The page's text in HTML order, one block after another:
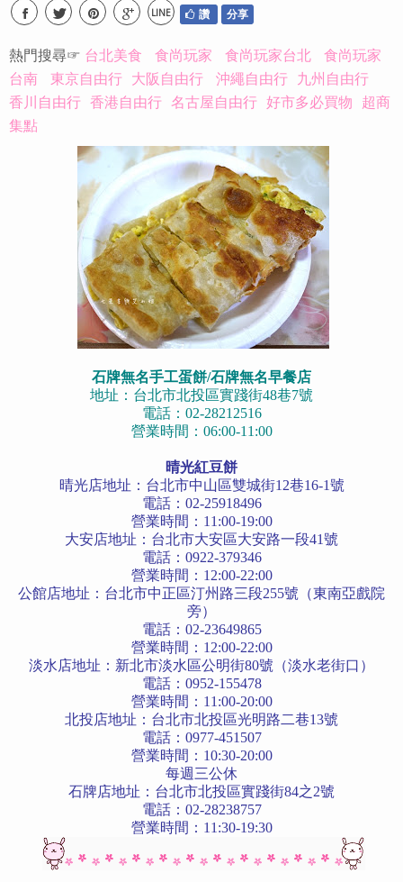
LINE 讚 分享
熱門搜尋☞ 台北美食 食尚玩家 食尚玩家台北
食尚玩家
台南
東京自由行 大阪自由行 沖繩自由行 九州自由行
香川自由行 香港自由行 名古屋自由行 好市多必買物 超商
集點
石牌無名手工蛋餅/石牌無名早餐店
地址：台北市北投區實踐街48巷7號
電話：02-28212516
營業時間：06:00-11:00
晴光紅豆餅
晴光店地址：台北市中山區雙城街12巷16-1號
電話：02-25918496
營業時間：11:00-19:00
大安店地址：台北市大安區大安路一段41號
電話：0922-379346
營業時間：12:00-22:00
公館店地址：台北市中正區汀州路三段255號（東南亞戲院
旁）
電話：02-23649865
營業時間：12:00-22:00
淡水店地址：新北市淡水區公明街80號（淡水老街口）
電話：0952-155478
營業時間：11:00-20:00
北投店地址：台北市北投區光明路二巷13號
電話：0977-451507
營業時間：10:30-20:00
每週三公休
石牌店地址：台北市北投區實踐街84之2號
電話：02-28238757
營業時間：11:30-19:30